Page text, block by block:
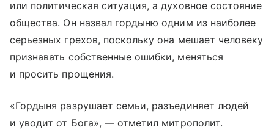
или политическая ситуация, а духовное состояние
общества. Он назвал гордыню одним из наиболее
серьезных грехов, поскольку она мешает человеку
признавать собственные ошибки, меняться
и просить прощения.
«Гордыня разрушает семьи, разъединяет людей
и уводит от Бога», — отметил митрополит.